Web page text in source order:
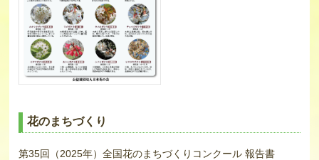
花のまちづくり
第35回（2025年）全国花のまちづくりコンクール 報告書